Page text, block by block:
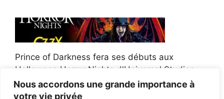
Nous accordons une grande importance à
votre vie privée
Prince of Darkness fera ses débuts aux
Halloween Horror Nights d'Universal Studios